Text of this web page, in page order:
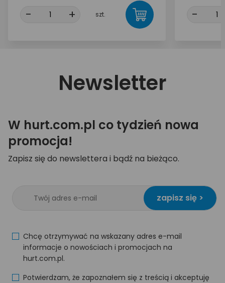
- + szt. -
Newsletter
W hurt.com.pl co tydzień nowa
promocja!
Zapisz się do newslettera i bądź na bieżąco.
zapisz się >
Chcę otrzymywać na wskazany adres e-mail
informacje o nowościach i promocjach na
hurt.com.pl.
Potwierdzam, że zapoznałem się z treścią i akceptuję